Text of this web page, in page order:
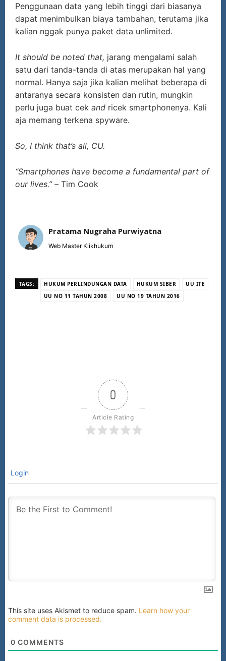
Penggunaan data yang lebih tinggi dari biasanya
dapat menimbulkan biaya tambahan, terutama jika
kalian nggak punya paket data unlimited.
It should be noted that, jarang mengalami salah
satu dari tanda-tanda di atas merupakan hal yang
normal. Hanya saja jika kalian melihat beberapa di
antaranya secara konsisten dan rutin, mungkin
perlu juga buat cek and ricek smartphonenya. Kali
aja memang terkena spyware.
So, I think that’s all, CU.
“Smartphones have become a fundamental part of
our lives.” – Tim Cook
Pratama Nugraha Purwiyatna
Web Master Klikhukum
TAGS: HUKUM PERLINDUNGAN DATA HUKUM SIBER
UU ITE
UU NO 11 TAHUN 2008
UU NO 19 TAHUN 2016
0
Article Rating
Login
This site uses Akismet to reduce spam. Learn how your
comment data is processed.
0 COMMENTS